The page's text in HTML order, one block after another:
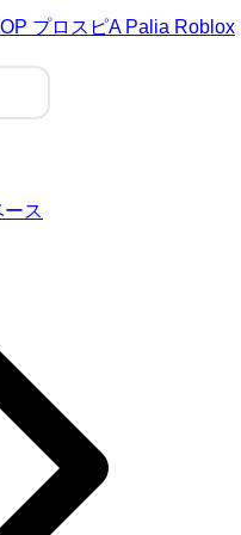
プロスピA Palia Roblox
ス